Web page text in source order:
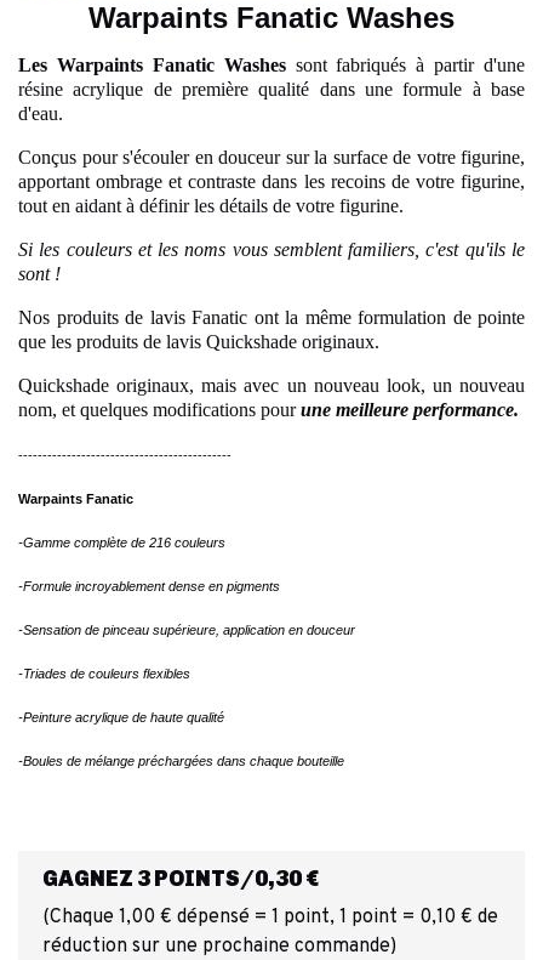
Warpaints Fanatic Washes
Les Warpaints Fanatic Washessont fabriqués à partir d'une
résine acrylique de première qualité dans une formule à base
d'eau.
Conçus pour s'écouler en douceur sur la surface de votre figurine,
apportant ombrage et contraste dans les recoins de votre figurine,
tout en aidant à définir les détails de votre figurine.
Si les couleurs et les noms vous semblent familiers, c'est qu'ils le
sont !
Nos produits de lavis Fanatic ont la même formulation de pointe
que les produits de lavis Quickshade originaux.
Quickshade originaux, mais avec un nouveau look, un nouveau
nom, et quelques modifications pourune meilleure performance.
--------------------------------------------
Warpaints Fanatic
-Gamme complète de 216 couleurs
-Formule incroyablement dense en pigments
-Sensation de pinceau supérieure, application en douceur
-Triades de couleurs flexibles
-Peinture acrylique de haute qualité
-Boules de mélange préchargées dans chaque bouteille
GAGNEZ 3 POINTS/0,30 €
(Chaque 1,00 € dépensé = 1 point, 1 point = 0,10 € de
réduction sur une prochaine commande)